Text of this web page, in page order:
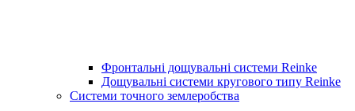
Фронтальні дощувальні системи Reinke
Дощувальні системи кругового типу Reinke
Системи точного землеробства